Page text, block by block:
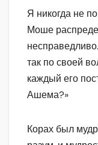
Я никогда не
Моше
так по своей
каждый его
Ашема?»
Корах был